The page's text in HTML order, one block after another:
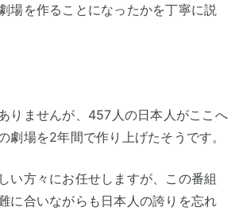
場を作ることになったかを丁寧に説
りませんが、457人の日本人がここへ
劇場を2年間で作り上げたそうです。
い方々にお任せしますが、この番組
に合いながらも日本人の誇りを忘れ